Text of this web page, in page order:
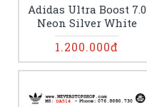
Adidas Ultra Boost 7.0
Neon Silver White
1.200.000đ